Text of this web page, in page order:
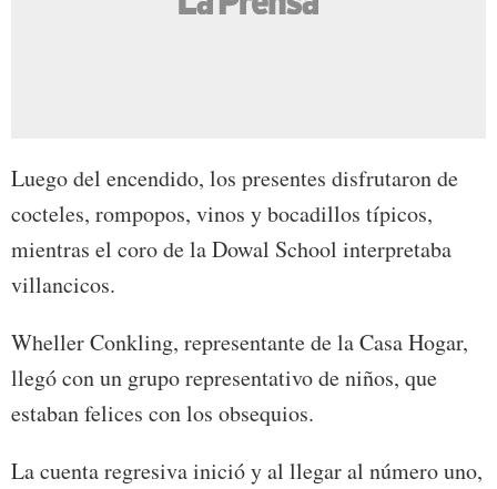
Luego del encendido, los presentes disfrutaron de
cocteles, rompopos, vinos y bocadillos típicos,
mientras el coro de la Dowal School interpretaba
villancicos.
Wheller Conkling, representante de la Casa Hogar,
llegó con un grupo representativo de niños, que
estaban felices con los obsequios.
La cuenta regresiva inició y al llegar al número uno,